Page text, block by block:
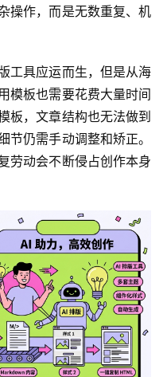
操作，而是无数重复、机
工具应运而生，但是从海
模板也需要花费大量时间
板，文章结构也无法做到
节仍需手动调整和矫正。
劳动会不断侵占创作本身